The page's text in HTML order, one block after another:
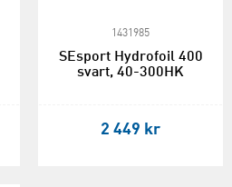
1431985
SEsport Hydrofoil 400
svart, 40-300HK
2 449 kr